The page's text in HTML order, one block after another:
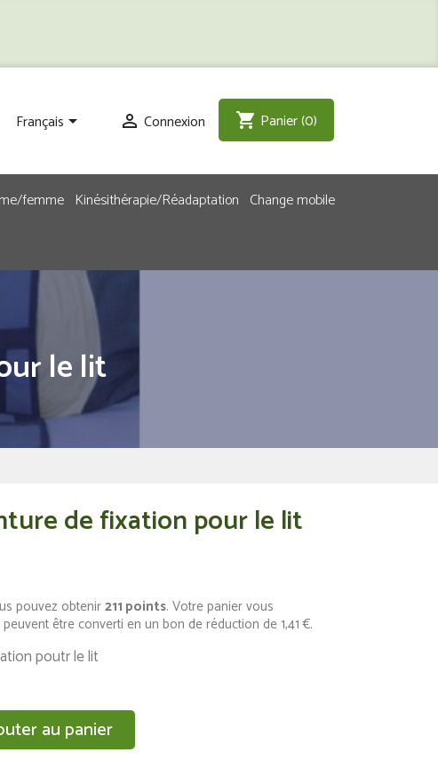
Français  Connexion shopping_cart Panier(0)
femme Kinésithérapie/Réadaptation Change mobile
le lit
de fixation pour le lit
pouvez obtenir211 points. Votre panier vous
peuvent être converti en un bon de réduction de1,41 €.
poutr le lit
au panier